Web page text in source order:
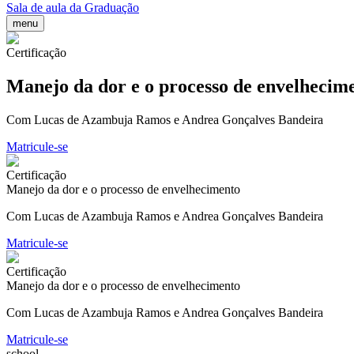
Sala de aula da Graduação
menu
Certificação
Manejo da dor e o processo de
Com Lucas de Azambuja Ramos e Andrea Gonçalves Bandeira
Matricule-se
Certificação
Manejo da dor e o processo de envelhecimento
Com Lucas de Azambuja Ramos e Andrea Gonçalves Bandeira
Matricule-se
Certificação
Manejo da dor e o processo de envelhecimento
Com Lucas de Azambuja Ramos e Andrea Gonçalves Bandeira
Matricule-se